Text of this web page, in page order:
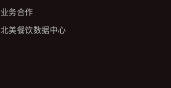
业务合作
北美餐饮数据中心